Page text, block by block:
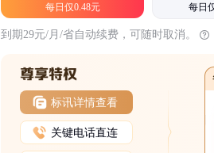
每日仅0.48元 每日
到期29元/月/省自动续费，可随时取消。
标讯详情查看
关键电话直连